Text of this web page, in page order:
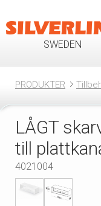
PRODUKTER
LÅGT
till
4021004
SWEDEN